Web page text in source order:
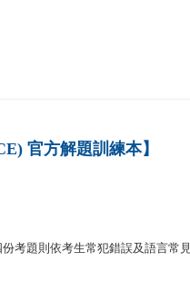
官方解題訓練本】
考題則依考生常犯錯誤及語言常